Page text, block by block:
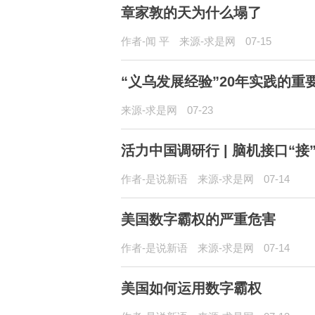
章家敦的天为什么塌了
作者-闻 平 来源-求是网 07-15
“义乌发展经验”20年实践的重
来源-求是网 07-23
活力中国调研行 | 脑机接口“接
作者-是说新语 来源-求是网 07-14
美国数字霸权的严重危害
作者-是说新语 来源-求是网 07-14
美国如何运用数字霸权